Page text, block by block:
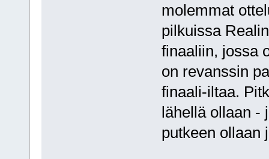
molemmat
pilkuissa
finaaliin, jossa
on revanssin
finaali-iltaa.
lähellä ollaan -
putkeen ollaan